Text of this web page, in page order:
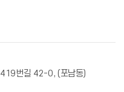
419번길 42-0, (포남동)